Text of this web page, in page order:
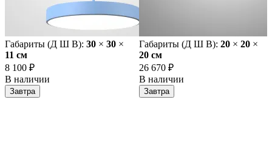
Габариты (Д Ш В): 30 × 30 ×
11 cм
8 100 ₽
В наличии
Завтра
Габариты (Д Ш В): 20 × 20 ×
20 cм
26 670 ₽
В наличии
Завтра